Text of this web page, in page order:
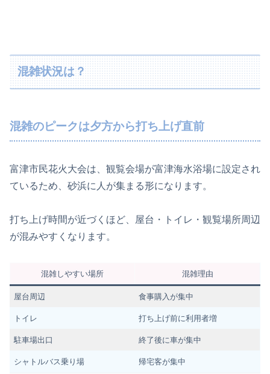
混雑状況は？
混雑のピークは夕方から打ち上げ直前
富津市民花火大会は、観覧会場が富津海水浴場に設定され
ているため、砂浜に人が集まる形になります。
打ち上げ時間が近づくほど、屋台・トイレ・観覧場所周辺
が混みやすくなります。
混雑しやすい場所 混雑理由
屋台周辺 食事購入が集中
トイレ 打ち上げ前に利用者増
駐車場出口 終了後に車が集中
シャトルバス乗り場 帰宅客が集中